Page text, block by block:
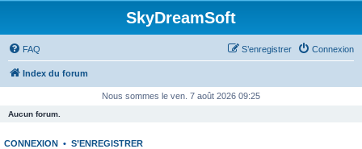
SkyDreamSoft
FAQ Connexion
S’enregistrer
Index du forum
Nous sommes le ven. 7 août 2026 09:25
Aucun forum.
CONNEXION • S’ENREGISTRER